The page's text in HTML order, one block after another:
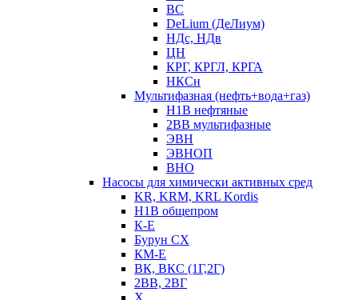
ВС
DeLium (ДеЛиум)
НДс, НДв
ЦН
КРГ, КРГЛ, КРГА
НКСн
Мультифазная (нефть+вода+газ)
Н1В нефтяные
2ВВ мультифазные
ЭВН
ЭВНОП
ВНО
Насосы для химически активных сред
KR, KRM, KRL Kordis
Н1В общепром
К-Е
Бурун СХ
КМ-Е
ВК, ВКС (1Г,2Г)
2ВВ, 2ВГ
Х